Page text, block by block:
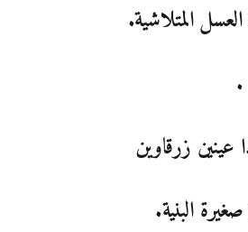
المتلاشية.
.
عينين زرقاوين
البنية.